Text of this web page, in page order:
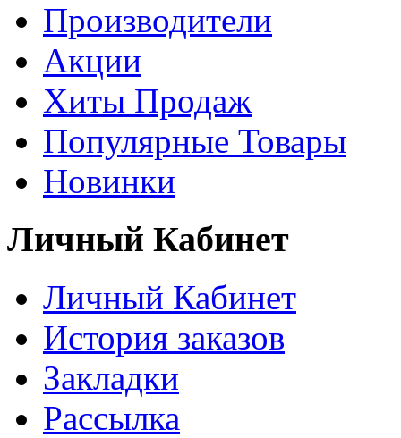
Производители
Акции
Хиты Продаж
Популярные Товары
Новинки
Личный Кабинет
Личный Кабинет
История заказов
Закладки
Рассылка